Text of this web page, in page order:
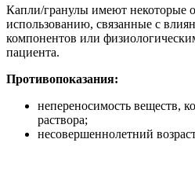
Капли/гранулы имеют некоторые
использованию, связанные с
компонентов или
пациента.
Противопоказания:
непереносимость веществ,
раствора;
несовершеннолетний